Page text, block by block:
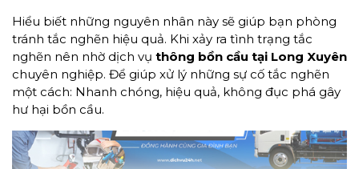
Hiểu biết những nguyên nhân này sẽ giúp bạn phòng
tránh tắc nghẽn hiệu quả. Khi xảy ra tình trạng tắc
nghẽn nên nhờ dịch vụ thông bồn cầu tại Long Xuyên
chuyên nghiệp. Để giúp xử lý những sự cố tắc nghẽn
một cách: Nhanh chóng, hiệu quả, không đục phá gây
hư hại bồn cầu.